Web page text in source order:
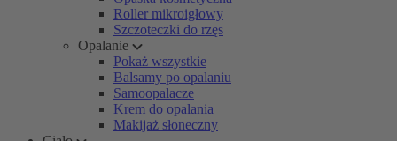
Roller mikroigłowy
Szczoteczki do rzęs
Opalanie
Pokaż wszystkie
Balsamy po opalaniu
Samoopalacze
Krem do opalania
Makijaż słoneczny